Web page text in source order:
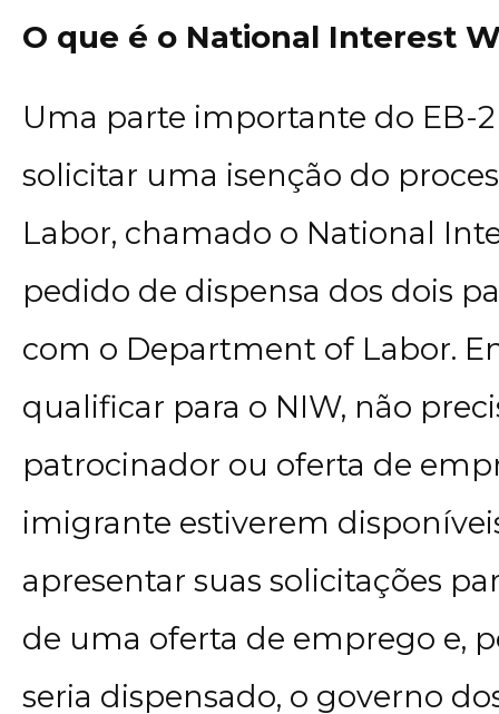
O que é o National Interest
Uma parte importante do EB-
solicitar uma isenção do
Labor, chamado o National
pedido de dispensa dos dois
com o Department of Labor.
qualificar para o NIW, não
patrocinador ou oferta de
imigrante estiverem
apresentar suas solicitações
de uma oferta de emprego e,
seria dispensado, o governo